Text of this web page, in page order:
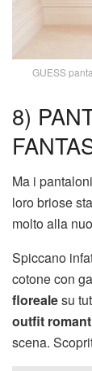
GUESS
8)
Ma i
loro briose
molto alla
Spiccano
cotone con
florealesu
outfit
scena.